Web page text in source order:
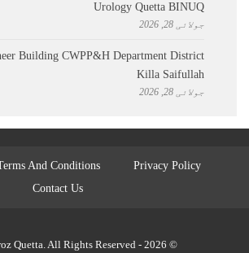
Urology Quetta BINUQ
جولائی 28, 2026
Building CWPP&H Department District
Killa Saifullah
جولائی 28, 2026
Privacy Policy
And Conditions
Contact Us
© 2026 - Daily Imroz Quetta. All Rights Reserved.